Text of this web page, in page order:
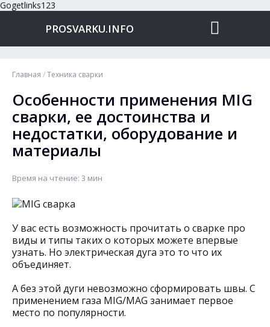
Gogetlinks123
PROSVARKU.INFO
Главная /Техника сварки
Особенности применения MIG
сварки, ее достоинства и
недостатки, оборудование и
материалы
Время на чтение: 3 мин
У вас есть возможность прочитать о сварке про
виды и типы таких о которых можете впервые
узнать. Но электрическая дуга это то что их
объединяет.
А без этой дуги невозможно сформировать швы. С
применением газа MIG/MAG занимает первое
место по популярности.